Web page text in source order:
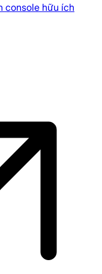
console hữu ích